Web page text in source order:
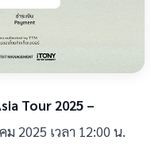
Tour 2025 –
2025 เวลา 12:00 น.